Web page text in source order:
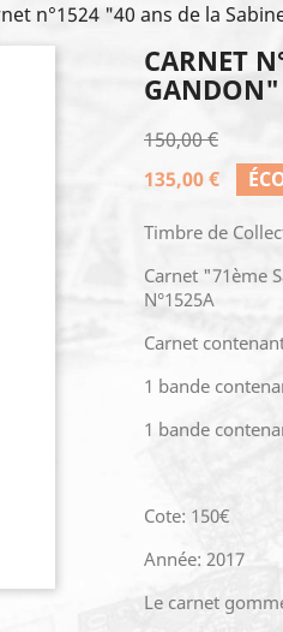
n°1524 "40 ans de la
CARNET
150,00 €
135,00 €
Timbre de
Carnet "71ème
N°1525A
Carnet
1 bande
1 bande
Cote: 150€
Année: 2017
Le carnet